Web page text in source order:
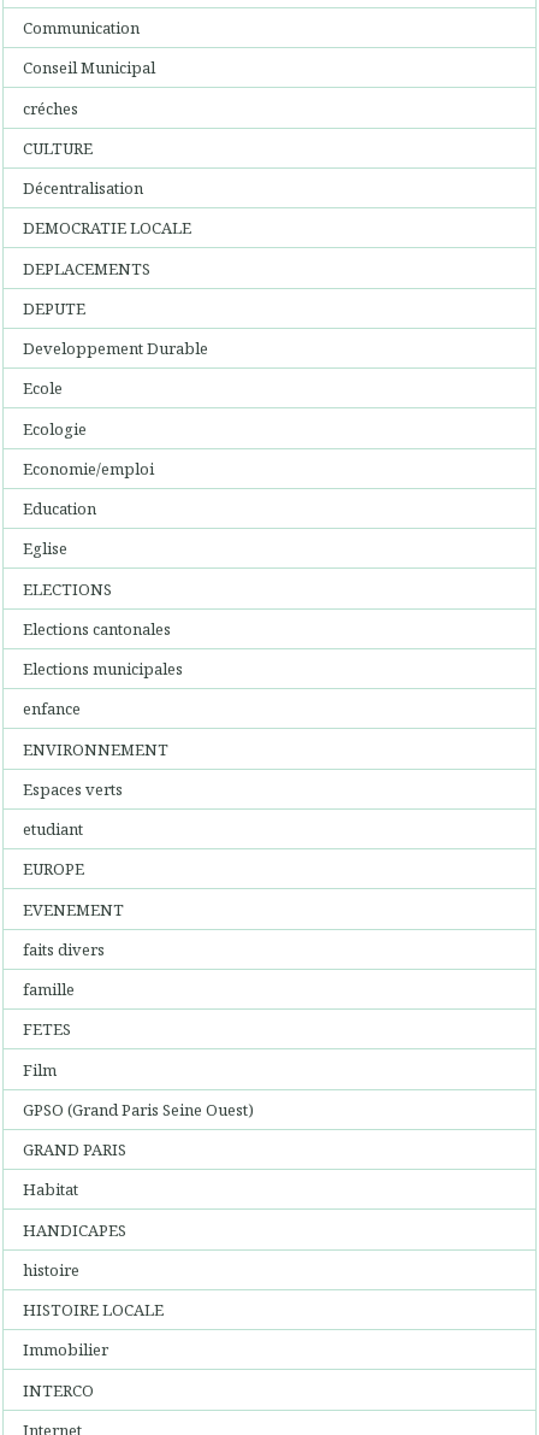
Communication
Conseil Municipal
créches
CULTURE
Décentralisation
DEMOCRATIE LOCALE
DEPLACEMENTS
DEPUTE
Developpement Durable
Ecole
Ecologie
Economie/emploi
Education
Eglise
ELECTIONS
Elections cantonales
Elections municipales
enfance
ENVIRONNEMENT
Espaces verts
etudiant
EUROPE
EVENEMENT
faits divers
famille
FETES
Film
GPSO (Grand Paris Seine Ouest)
GRAND PARIS
Habitat
HANDICAPES
histoire
HISTOIRE LOCALE
Immobilier
INTERCO
Internet